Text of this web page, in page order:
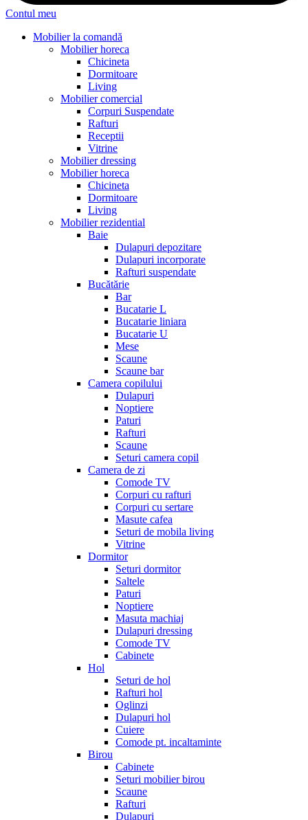
Contul meu
Mobilier la comandă
Mobilier horeca
Chicineta
Dormitoare
Living
Mobilier comercial
Corpuri Suspendate
Rafturi
Receptii
Vitrine
Mobilier dressing
Mobilier horeca
Chicineta
Dormitoare
Living
Mobilier rezidential
Baie
Dulapuri depozitare
Dulapuri incorporate
Rafturi suspendate
Bucătărie
Bar
Bucatarie L
Bucatarie liniara
Bucatarie U
Mese
Scaune
Scaune bar
Camera copilului
Dulapuri
Noptiere
Paturi
Rafturi
Scaune
Seturi camera copil
Camera de zi
Comode TV
Corpuri cu rafturi
Corpuri cu sertare
Masute cafea
Seturi de mobila living
Vitrine
Dormitor
Seturi dormitor
Saltele
Paturi
Noptiere
Masuta machiaj
Dulapuri dressing
Comode TV
Cabinete
Hol
Seturi de hol
Rafturi hol
Oglinzi
Dulapuri hol
Cuiere
Comode pt. incaltaminte
Birou
Cabinete
Seturi mobilier birou
Scaune
Rafturi
Dulapuri